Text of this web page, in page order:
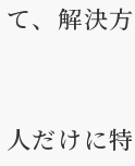
、解決方
だけに